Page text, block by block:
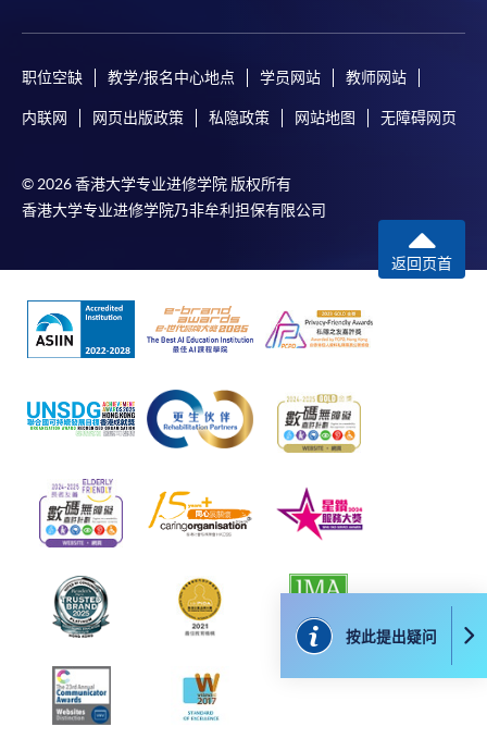
按此提出疑问
折
职位空缺 教学/报名中心地点 学员网站 教师网站
内联网 网页出版政策 私隐政策 网站地图 无障碍网页
© 2026 香港大学专业进修学院 版权所有
香港大学专业进修学院乃非牟利担保有限公司
返回页首